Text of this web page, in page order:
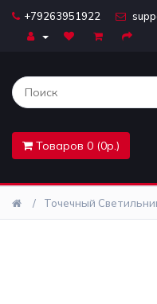
+79263951922
Товаров 0 (0р.)
Комплектующие
Лайтбоксы
Точечный